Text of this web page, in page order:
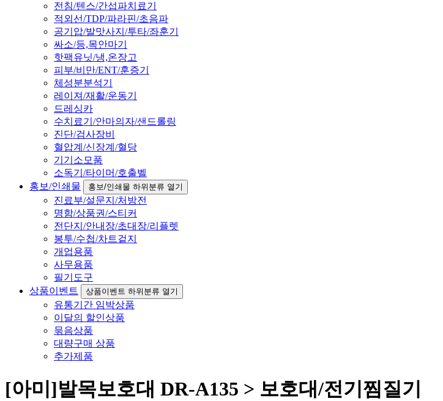
전침/텐스/간섭파치료기
적외선/TDP/파라핀/초음파
공기압/발맛사지/투타/좌훈기
싸소/등,목안마기
핫팩유닛/냉,온장고
피부/비만/ENT/훈증기
체성분분석기
레이져/재활/운동기
드레싱카
수치료기/안마의자/샌드롤링
진단/검사장비
혈압계/신장계/혈당
기기소모품
소독기/타이머/호출벨
홍보/인쇄물
홍보/인쇄물 하위분류 열기
진료부/설문지/처방전
명함/상품권/스티커
전단지/안내장/초대장/리플렛
봉투/수첩/차트겉지
개업용품
사무용품
필기도구
상품이벤트
상품이벤트 하위분류 열기
유통기간 임박상품
이달의 할인상품
묶음상품
대량구매 상품
추가제품
[아미]발목보호대 DR-A135 > 보호대/전기찜질기